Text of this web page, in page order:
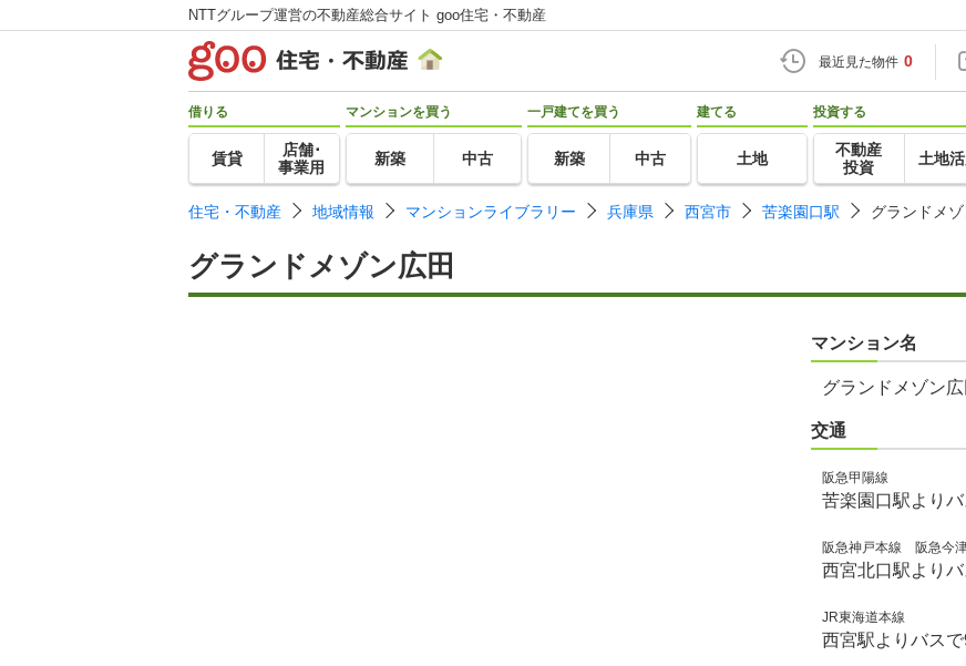
NTTグループ運営の不動産総合サイト goo住宅・不動産
最近見た物件 0
借りる
賃貸
店舗･
事業用
マンションを買う
新築 中古
一戸建てを買う
新築 中古
建てる
土地
投資する
不動産
投資
土地
住宅・不動産 地域情報 マンションライブラリー 兵庫県 西宮市 苦楽園口駅 グランドメゾ
グランドメゾン広田
マンション名
グランドメゾン広
交通
阪急甲陽線
苦楽園口駅より
阪急神戸本線 阪急今
西宮北口駅より
JR東海道本線
西宮駅よりバス